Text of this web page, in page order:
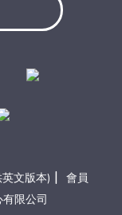
文版本) | 會員
限公司